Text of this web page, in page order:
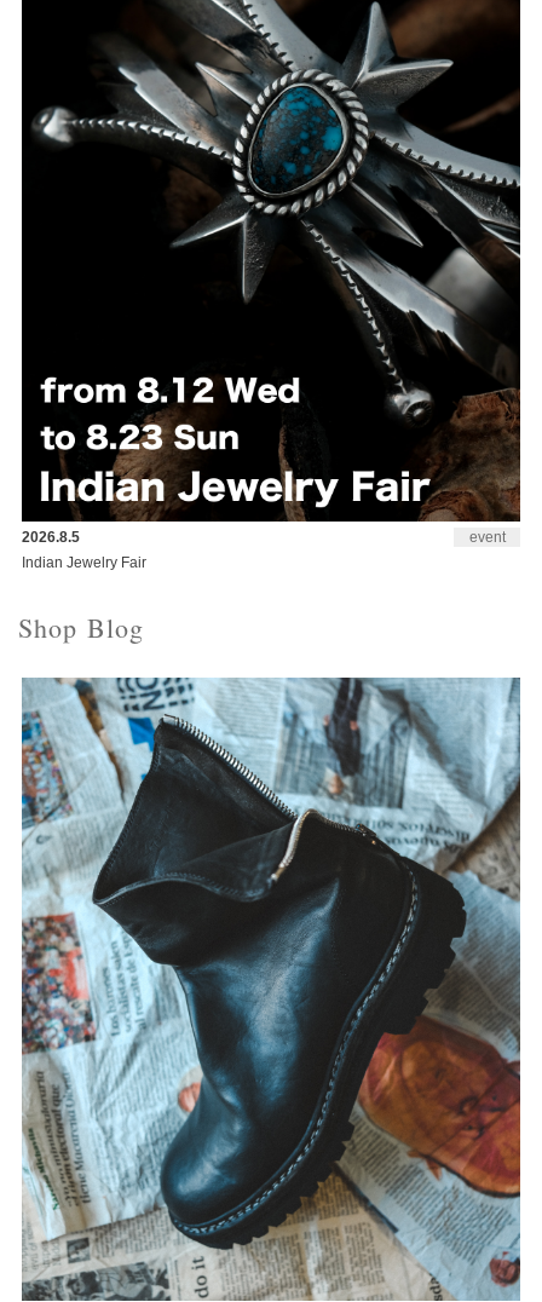
event
2026.8.5
Indian Jewelry Fair
Shop Blog